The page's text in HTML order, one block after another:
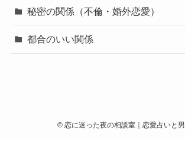
秘密の関係（不倫・婚外恋愛）
都合のいい関係
©恋に迷った夜の相談室｜恋愛占いと